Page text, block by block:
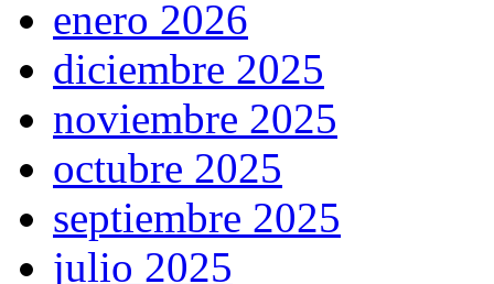
enero 2026
diciembre 2025
noviembre 2025
octubre 2025
septiembre 2025
julio 2025